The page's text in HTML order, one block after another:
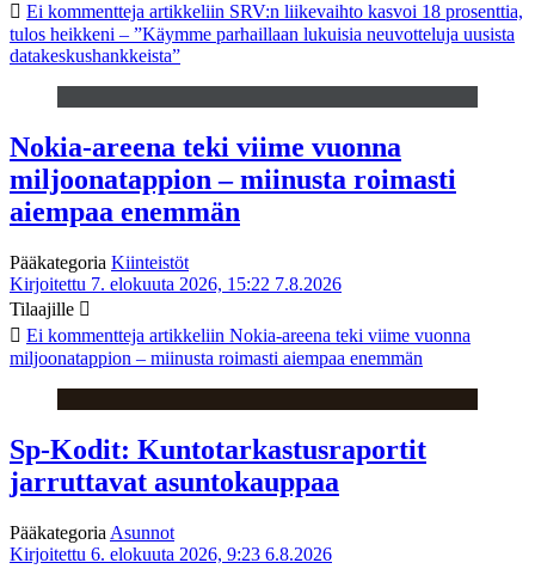
Ei kommentteja artikkeliin SRV:n liikevaihto kasvoi 18 prosenttia,
tulos heikkeni – ”Käymme parhaillaan lukuisia neuvotteluja uusista
datakeskushankkeista”
Nokia-areena teki viime vuonna
miljoonatappion – miinusta roimasti
aiempaa enemmän
Pääkategoria Kiinteistöt
Kirjoitettu 7. elokuuta 2026, 15:22 7.8.2026
Tilaajille
Ei kommentteja artikkeliin Nokia-areena teki viime vuonna
miljoonatappion – miinusta roimasti aiempaa enemmän
Sp-Kodit: Kuntotarkastusraportit
jarruttavat asuntokauppaa
Pääkategoria Asunnot
Kirjoitettu 6. elokuuta 2026, 9:23 6.8.2026